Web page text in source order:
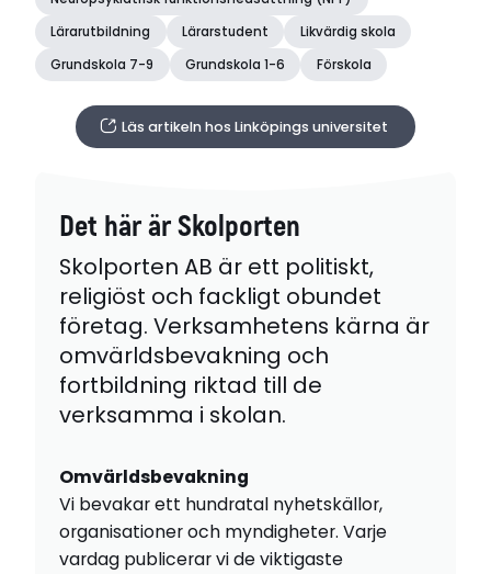
Lärarutbildning
Lärarstudent
Likvärdig skola
Grundskola 7-9
Grundskola 1-6 Förskola
Läs artikeln hos Linköpings universitet
Det här är Skolporten
Skolporten AB är ett politiskt,
religiöst och fackligt obundet
företag. Verksamhetens kärna är
omvärldsbevakning och
fortbildning riktad till de
verksamma i skolan.
Omvärldsbevakning
Vi bevakar ett hundratal nyhetskällor,
organisationer och myndigheter. Varje
vardag publicerar vi de viktigaste